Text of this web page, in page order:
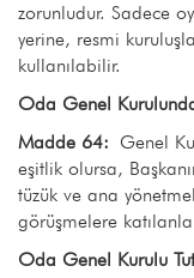
zorunludur. Sadece
yerine, resmi
kullanılabilir.
Oda Genel Kurulunda
Madde 64: Genel
eşitlik olursa,
tüzük ve ana
görüşmelere
Oda Genel Kurulu